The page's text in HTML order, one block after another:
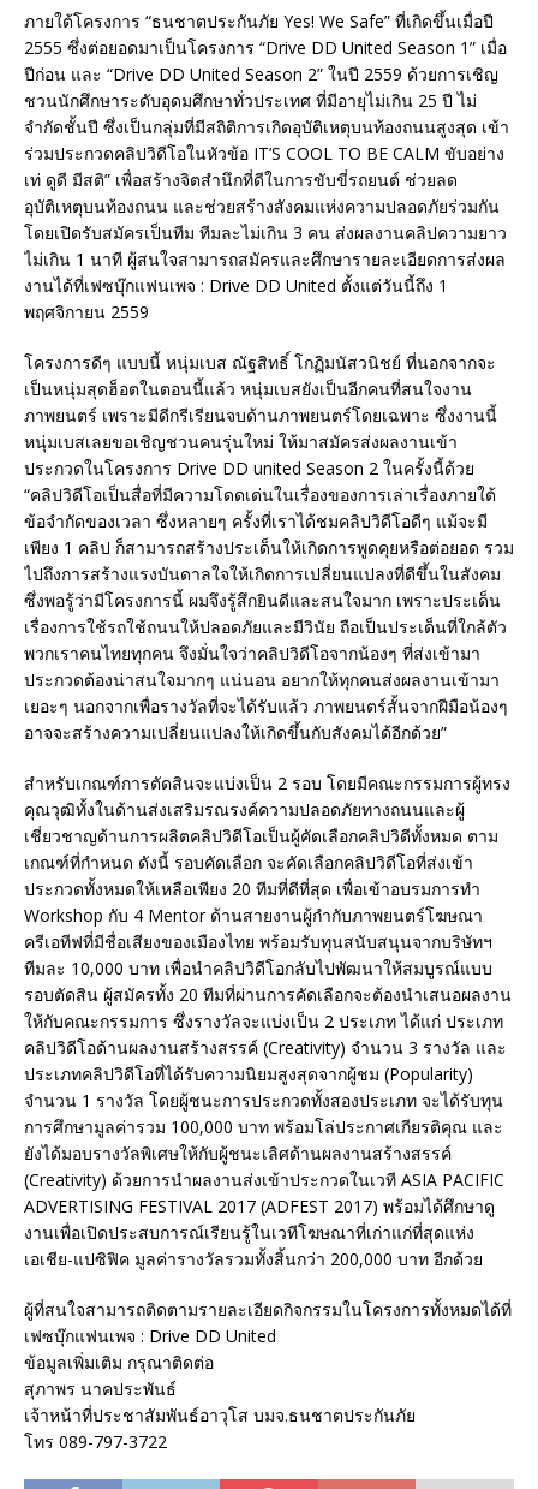
ภายใต้โครงการ “ธนชาตประกันภัย Yes! We Safe” ที่เกิดขึ้นเมื่อปี
2555 ซึ่งต่อยอดมาเป็นโครงการ “Drive DD United Season 1” เมื่อ
ปีก่อน และ “Drive DD United Season 2” ในปี 2559 ด้วยการเชิญ
ชวนนักศึกษาระดับอุดมศึกษาทั่วประเทศ ที่มีอายุไม่เกิน 25 ปี ไม่
จำกัดชั้นปี ซึ่งเป็นกลุ่มที่มีสถิติการเกิดอุบัติเหตุบนท้องถนนสูงสุด เข้า
ร่วมประกวดคลิปวิดีโอในหัวข้อ IT’S COOL TO BE CALM ขับอย่าง
เท่ ดูดี มีสติ” เพื่อสร้างจิตสำนึกที่ดีในการขับขี่รถยนต์ ช่วยลด
อุบัติเหตุบนท้องถนน และช่วยสร้างสังคมแห่งความปลอดภัยร่วมกัน
โดยเปิดรับสมัครเป็นทีม ทีมละไม่เกิน 3 คน ส่งผลงานคลิปความยาว
ไม่เกิน 1 นาที ผู้สนใจสามารถสมัครและศึกษารายละเอียดการส่งผล
งานได้ที่เฟซบุ๊กแฟนเพจ : Drive DD United ตั้งแต่วันนี้ถึง 1
พฤศจิกายน 2559
โครงการดีๆ แบบนี้ หนุ่มเบส ณัฐสิทธิ์ โกฏิมนัสวนิชย์ ที่นอกจากจะ
เป็นหนุ่มสุดฮ็อตในตอนนี้แล้ว หนุ่มเบสยังเป็นอีกคนที่สนใจงาน
ภาพยนตร์ เพราะมีดีกรีเรียนจบด้านภาพยนตร์โดยเฉพาะ ซึ่งงานนี้
หนุ่มเบสเลยขอเชิญชวนคนรุ่นใหม่ ให้มาสมัครส่งผลงานเข้า
ประกวดในโครงการ Drive DD united Season 2 ในครั้งนี้ด้วย
“คลิปวิดีโอเป็นสื่อที่มีความโดดเด่นในเรื่องของการเล่าเรื่องภายใต้
ข้อจำกัดของเวลา ซึ่งหลายๆ ครั้งที่เราได้ชมคลิปวิดีโอดีๆ แม้จะมี
เพียง 1 คลิป ก็สามารถสร้างประเด็นให้เกิดการพูดคุยหรือต่อยอด รวม
ไปถึงการสร้างแรงบันดาลใจให้เกิดการเปลี่ยนแปลงที่ดีขึ้นในสังคม
ซึ่งพอรู้ว่ามีโครงการนี้ ผมจึงรู้สึกยินดีและสนใจมาก เพราะประเด็น
เรื่องการใช้รถใช้ถนนให้ปลอดภัยและมีวินัย ถือเป็นประเด็นที่ใกล้ตัว
พวกเราคนไทยทุกคน จึงมั่นใจว่าคลิปวิดีโอจากน้องๆ ที่ส่งเข้ามา
ประกวดต้องน่าสนใจมากๆ แน่นอน อยากให้ทุกคนส่งผลงานเข้ามา
เยอะๆ นอกจากเพื่อรางวัลที่จะได้รับแล้ว ภาพยนตร์สั้นจากฝีมือน้องๆ
อาจจะสร้างความเปลี่ยนแปลงให้เกิดขึ้นกับสังคมได้อีกด้วย”
สำหรับเกณฑ์การตัดสินจะแบ่งเป็น 2 รอบ โดยมีคณะกรรมการผู้ทรง
คุณวุฒิทั้งในด้านส่งเสริมรณรงค์ความปลอดภัยทางถนนและผู้
เชี่ยวชาญด้านการผลิตคลิปวิดีโอเป็นผู้คัดเลือกคลิปวิดีทั้งหมด ตาม
เกณฑ์ที่กำหนด ดังนี้ รอบคัดเลือก จะคัดเลือกคลิปวิดีโอที่ส่งเข้า
ประกวดทั้งหมดให้เหลือเพียง 20 ทีมที่ดีที่สุด เพื่อเข้าอบรมการทำ
Workshop กับ 4 Mentor ด้านสายงานผู้กำกับภาพยนตร์โฆษณา
ครีเอทีฟที่มีชื่อเสียงของเมืองไทย พร้อมรับทุนสนับสนุนจากบริษัทฯ
ทีมละ 10,000 บาท เพื่อนำคลิปวิดีโอกลับไปพัฒนาให้สมบูรณ์แบบ
รอบตัดสิน ผู้สมัครทั้ง 20 ทีมที่ผ่านการคัดเลือกจะต้องนำเสนอผลงาน
ให้กับคณะกรรมการ ซึ่งรางวัลจะแบ่งเป็น 2 ประเภท ได้แก่ ประเภท
คลิปวิดีโอด้านผลงานสร้างสรรค์ (Creativity) จำนวน 3 รางวัล และ
ประเภทคลิปวิดีโอที่ได้รับความนิยมสูงสุดจากผู้ชม (Popularity)
จำนวน 1 รางวัล โดยผู้ชนะการประกวดทั้งสองประเภท จะได้รับทุน
การศึกษามูลค่ารวม 100,000 บาท พร้อมโล่ประกาศเกียรติคุณ และ
ยังได้มอบรางวัลพิเศษให้กับผู้ชนะเลิศด้านผลงานสร้างสรรค์
(Creativity) ด้วยการนำผลงานส่งเข้าประกวดในเวที ASIA PACIFIC
ADVERTISING FESTIVAL 2017 (ADFEST 2017) พร้อมได้ศึกษาดู
งานเพื่อเปิดประสบการณ์เรียนรู้ในเวทีโฆษณาที่เก่าแก่ที่สุดแห่ง
เอเชีย-แปซิฟิค มูลค่ารางวัลรวมทั้งสิ้นกว่า 200,000 บาท อีกด้วย
ผู้ที่สนใจสามารถติดตามรายละเอียดกิจกรรมในโครงการทั้งหมดได้ที่
เฟซบุ๊กแฟนเพจ : Drive DD United
ข้อมูลเพิ่มเติม กรุณาติดต่อ
สุภาพร นาคประพันธ์
เจ้าหน้าที่ประชาสัมพันธ์อาวุโส บมจ.ธนชาตประกันภัย
โทร 089-797-3722